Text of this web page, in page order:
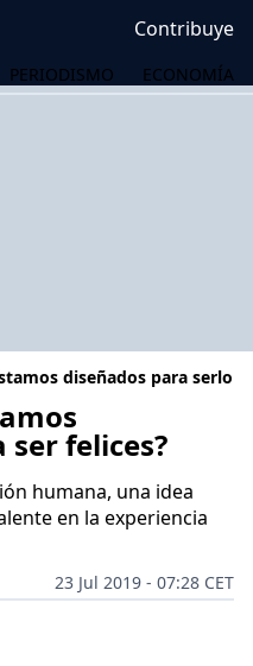
Contribuye
PERIODISMO ECONOMÍA
diseñados para serlo
felices?
humana, una idea
en la experiencia
23 Jul 2019 - 07:28 CET